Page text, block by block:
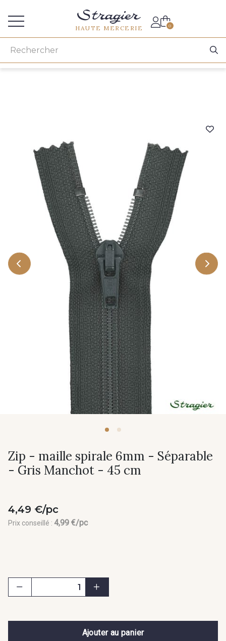
HAUTE MERCERIE 0
Zip - maille spirale 6mm - Séparable
- Gris Manchot - 45 cm
4,49 €/pc
Prix conseillé : 4,99 €/pc
Ajouter au panier